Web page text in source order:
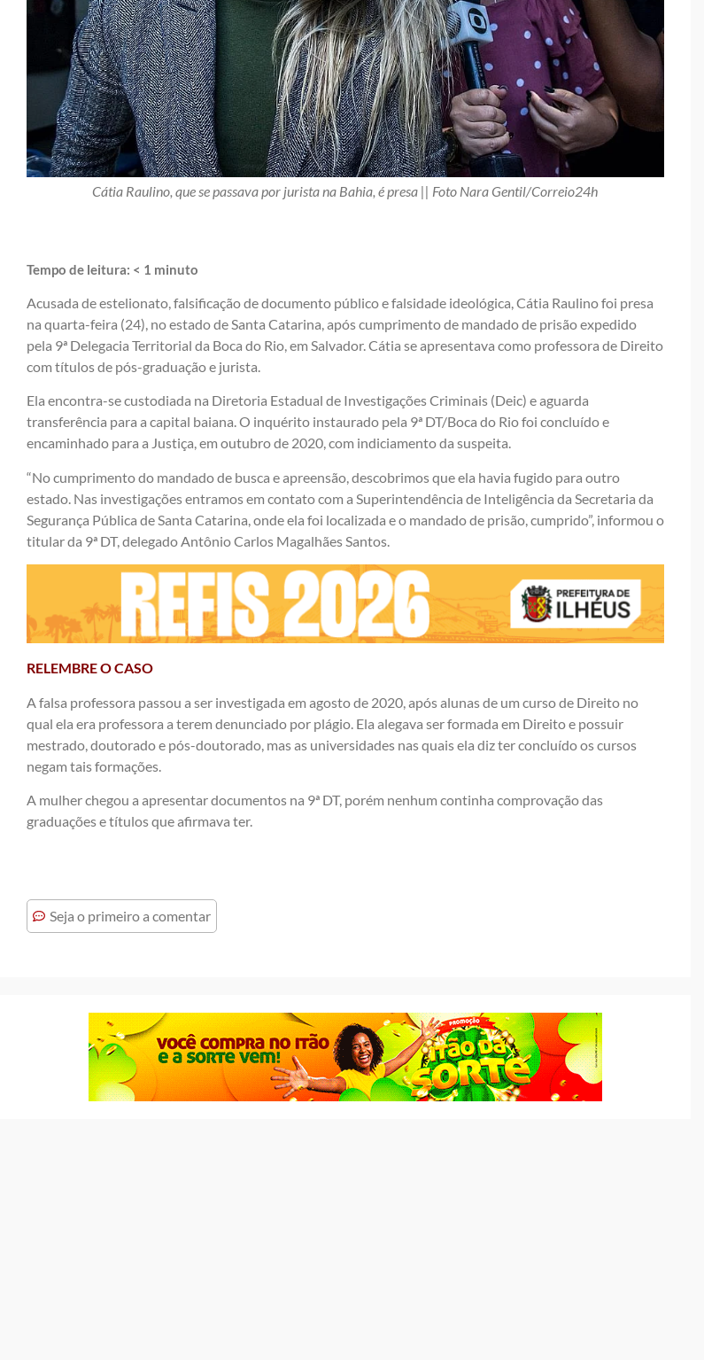
Cátia Raulino, que se passava por jurista na Bahia, é presa || Foto Nara Gentil/Correio24h
Tempo de leitura: < 1 minuto
Acusada de estelionato, falsificação de documento público e falsidade ideológica, Cátia Raulino foi presa
na quarta-feira (24), no estado de Santa Catarina, após cumprimento de mandado de prisão expedido
pela 9ª Delegacia Territorial da Boca do Rio, em Salvador. Cátia se apresentava como professora de Direito
com títulos de pós-graduação e jurista.
Ela encontra-se custodiada na Diretoria Estadual de Investigações Criminais (Deic) e aguarda
transferência para a capital baiana. O inquérito instaurado pela 9ª DT/Boca do Rio foi concluído e
encaminhado para a Justiça, em outubro de 2020, com indiciamento da suspeita.
“No cumprimento do mandado de busca e apreensão, descobrimos que ela havia fugido para outro
estado. Nas investigações entramos em contato com a Superintendência de Inteligência da Secretaria da
Segurança Pública de Santa Catarina, onde ela foi localizada e o mandado de prisão, cumprido”, informou o
titular da 9ª DT, delegado Antônio Carlos Magalhães Santos.
RELEMBRE O CASO
A falsa professora passou a ser investigada em agosto de 2020, após alunas de um curso de Direito no
qual ela era professora a terem denunciado por plágio. Ela alegava ser formada em Direito e possuir
mestrado, doutorado e pós-doutorado, mas as universidades nas quais ela diz ter concluído os cursos
negam tais formações.
A mulher chegou a apresentar documentos na 9ª DT, porém nenhum continha comprovação das
graduações e títulos que afirmava ter.
Seja o primeiro a comentar